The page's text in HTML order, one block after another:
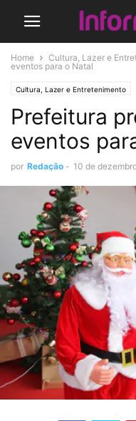
Home Cultura, Lazer e
eventos para o Natal
Cultura, Lazer e Entretenimento
Prefeitura
eventos
por Redação - 10 de